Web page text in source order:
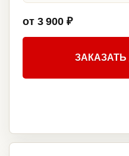
от 3 900 ₽